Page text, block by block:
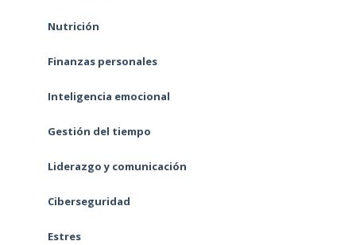
Nutrición
Finanzas personales
Inteligencia emocional
Gestión del tiempo
Liderazgo y comunicación
Ciberseguridad
Estres